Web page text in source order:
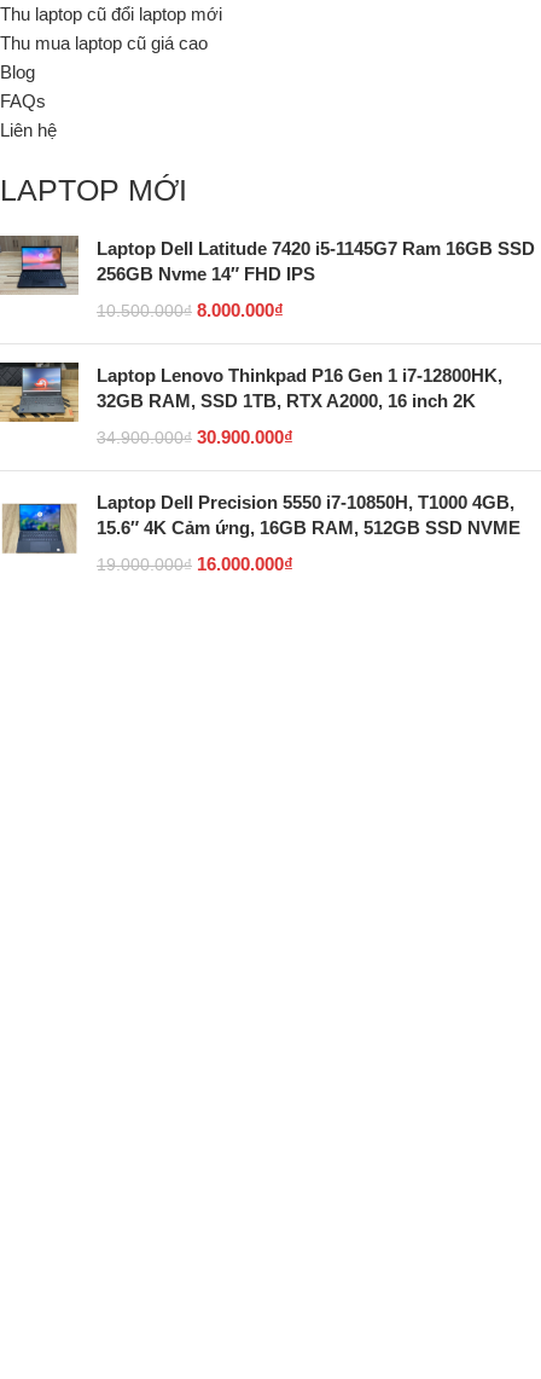
Thu laptop cũ đổi laptop mới
Thu mua laptop cũ giá cao
Blog
FAQs
Liên hệ
LAPTOP MỚI
Laptop Dell Latitude 7420 i5-1145G7 Ram 16GB SSD
256GB Nvme 14″ FHD IPS
10.500.000₫ 8.000.000₫
Laptop Lenovo Thinkpad P16 Gen 1 i7-12800HK,
32GB RAM, SSD 1TB, RTX A2000, 16 inch 2K
34.900.000₫ 30.900.000₫
Laptop Dell Precision 5550 i7-10850H, T1000 4GB,
15.6″ 4K Cảm ứng, 16GB RAM, 512GB SSD NVME
19.000.000₫ 16.000.000₫